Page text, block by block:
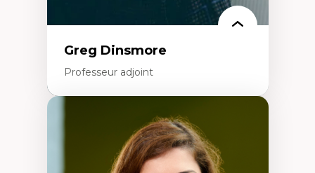
Greg Dinsmore
Professeur adjoint
Fragmentation des auditoires médiatiques
Analyse multi-plateforme des auditoires
médiatiques